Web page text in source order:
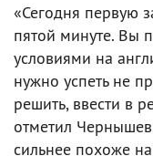
«Сегодня первую
пятой минуте. Вы
условиями на
нужно успеть не
решить, ввести в
отметил
сильнее похоже